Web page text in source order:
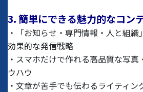
3. 簡単にできる魅力的なコン
・「お知らせ・専門情報・人と組
効果的な発信戦略
・スマホだけで作れる高品質な写
ウハウ
・文章が苦手でも伝わるライティン